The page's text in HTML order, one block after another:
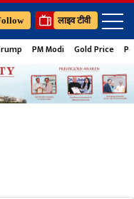
लाइव टीवी
PM Modi Gold Price